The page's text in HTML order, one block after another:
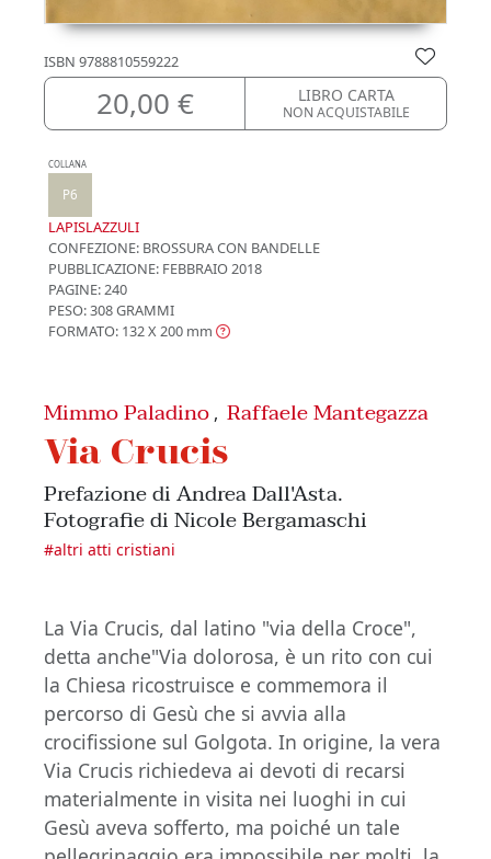
ISBN 9788810559222
20,00 € LIBRO CARTA
NON ACQUISTABILE
COLLANA
P6
LAPISLAZZULI
CONFEZIONE: BROSSURA CON BANDELLE
PUBBLICAZIONE: FEBBRAIO 2018
PAGINE: 240
PESO: 308 GRAMMI
FORMATO: 132 X 200 mm
Mimmo Paladino , Raffaele Mantegazza
Via Crucis
Prefazione di Andrea Dall'Asta.
Fotografie di Nicole Bergamaschi
#altri atti cristiani
La Via Crucis, dal latino "via della Croce",
detta anche"Via dolorosa, è un rito con cui
la Chiesa ricostruisce e commemora il
percorso di Gesù che si avvia alla
crocifissione sul Golgota. In origine, la vera
Via Crucis richiedeva ai devoti di recarsi
materialmente in visita nei luoghi in cui
Gesù aveva sofferto, ma poiché un tale